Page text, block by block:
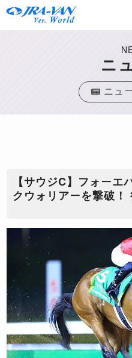
ニ
ニュ
【サウジC】フォーエ
クウォリアーを撃破